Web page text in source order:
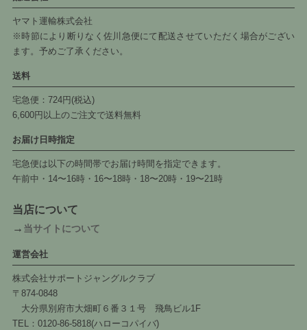
ヤマト運輸株式会社
※時節により断りなく佐川急便にて配送させていただく場合がござい
ます。予めご了承ください。
送料
宅急便：724円(税込)
6,600円以上のご注文で送料無料
お届け日時指定
宅急便は以下の時間帯でお届け時間を指定できます。
午前中・14〜16時・16〜18時・18〜20時・19〜21時
当店について
→ 当サイトについて
運営会社
株式会社サポートジャングルクラブ
〒874-0848
大分県別府市大畑町６番３１号 飛鳥ビル1F
TEL：0120-86-5818(ハローコパイバ)